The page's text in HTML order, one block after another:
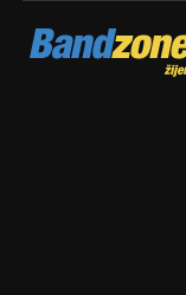
Bandzone.cz
žijeme hudbou